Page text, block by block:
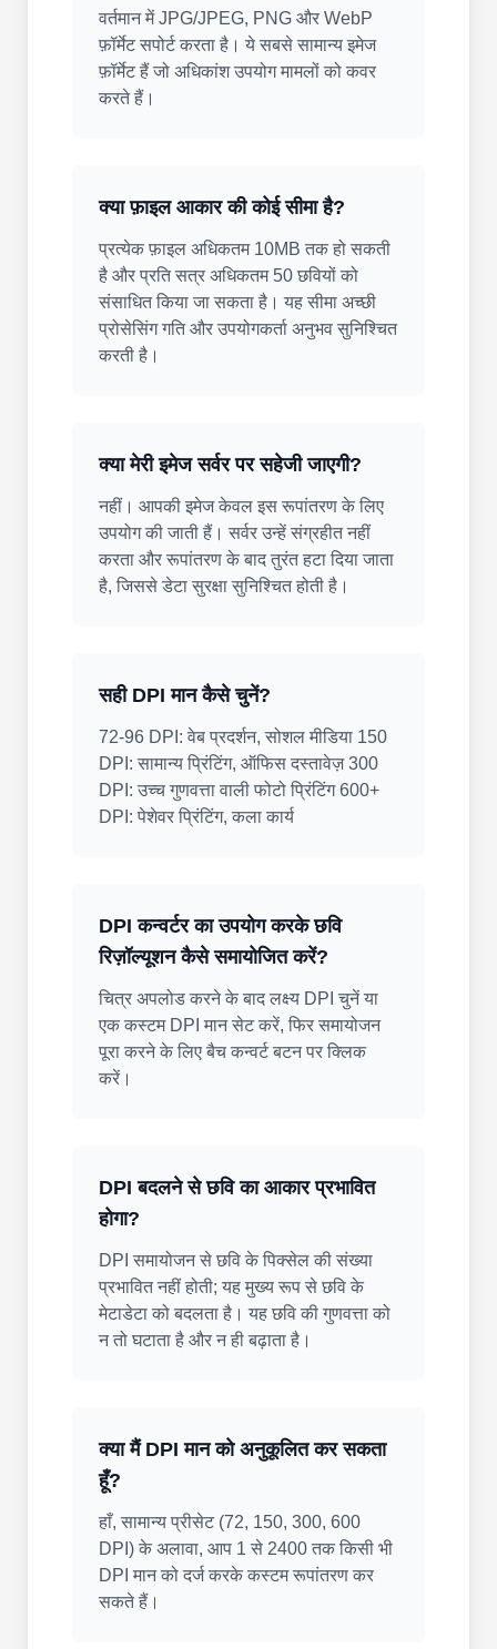
वर्तमान में JPG/JPEG, PNG और WebP
फ़ॉर्मेट सपोर्ट करता है। ये सबसे सामान्य इमेज
फ़ॉर्मेट हैं जो अधिकांश उपयोग मामलों को कवर
करते हैं।
क्या फ़ाइल आकार की कोई सीमा है?
प्रत्येक फ़ाइल अधिकतम 10MB तक हो सकती
है और प्रति सत्र अधिकतम 50 छवियों को
संसाधित किया जा सकता है। यह सीमा अच्छी
प्रोसेसिंग गति और उपयोगकर्ता अनुभव सुनिश्चित
करती है।
क्या मेरी इमेज सर्वर पर सहेजी जाएगी?
नहीं। आपकी इमेज केवल इस रूपांतरण के लिए
उपयोग की जाती हैं। सर्वर उन्हें संग्रहीत नहीं
करता और रूपांतरण के बाद तुरंत हटा दिया जाता
है, जिससे डेटा सुरक्षा सुनिश्चित होती है।
सही DPI मान कैसे चुनें?
72-96 DPI: वेब प्रदर्शन, सोशल मीडिया 150
DPI: सामान्य प्रिंटिंग, ऑफिस दस्तावेज़ 300
DPI: उच्च गुणवत्ता वाली फोटो प्रिंटिंग 600+
DPI: पेशेवर प्रिंटिंग, कला कार्य
DPI कन्वर्टर का उपयोग करके छवि
रिज़ॉल्यूशन कैसे समायोजित करें?
चित्र अपलोड करने के बाद लक्ष्य DPI चुनें या
एक कस्टम DPI मान सेट करें, फिर समायोजन
पूरा करने के लिए बैच कन्वर्ट बटन पर क्लिक
करें।
DPI बदलने से छवि का आकार प्रभावित
होगा?
DPI समायोजन से छवि के पिक्सेल की संख्या
प्रभावित नहीं होती; यह मुख्य रूप से छवि के
मेटाडेटा को बदलता है। यह छवि की गुणवत्ता को
न तो घटाता है और न ही बढ़ाता है।
क्या मैं DPI मान को अनुकूलित कर सकता
हूँ?
हाँ, सामान्य प्रीसेट (72, 150, 300, 600
DPI) के अलावा, आप 1 से 2400 तक किसी भी
DPI मान को दर्ज करके कस्टम रूपांतरण कर
सकते हैं।